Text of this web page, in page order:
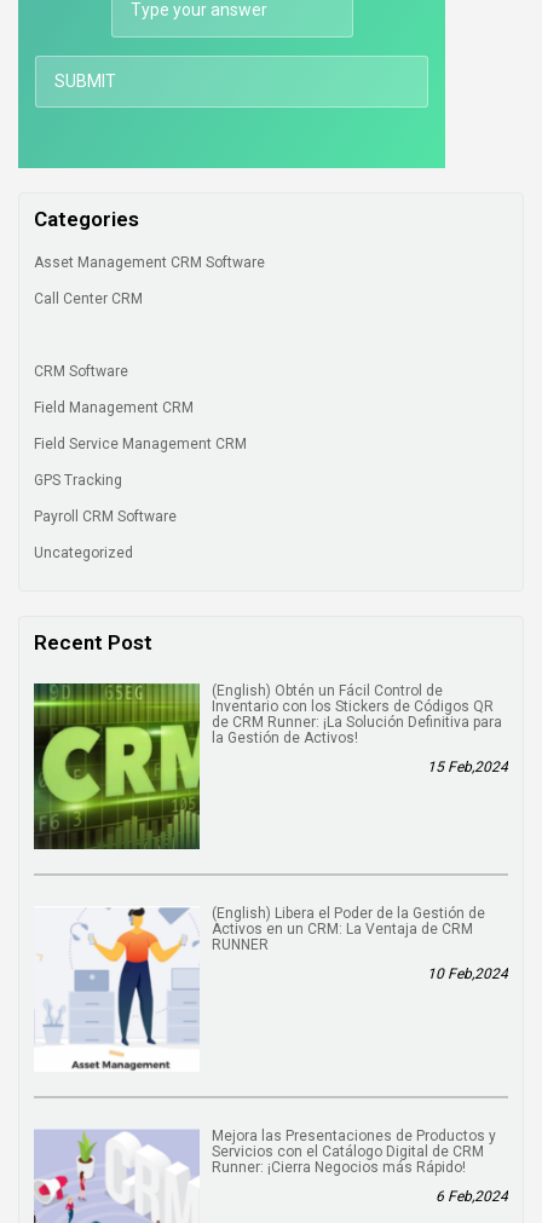
Categories
Asset Management CRM Software
Call Center CRM
CRM Software
Field Management CRM
Field Service Management CRM
GPS Tracking
Payroll CRM Software
Uncategorized
Recent Post
(English) Obtén un Fácil Control de
Inventario con los Stickers de Códigos QR
de CRM Runner: ¡La Solución Definitiva para
la Gestión de Activos!
15 Feb,2024
(English) Libera el Poder de la Gestión de
Activos en un CRM: La Ventaja de CRM
RUNNER
10 Feb,2024
Mejora las Presentaciones de Productos y
Servicios con el Catálogo Digital de CRM
Runner: ¡Cierra Negocios más Rápido!
6 Feb,2024